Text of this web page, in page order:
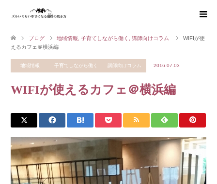
ブログ 地域情報 子育てしながら働く 講師向けコラム
WIFIが使
えるカフェ＠横浜編
地域情報 子育てしながら働く 講師向けコラム 2016.07.03
WIFIが使えるカフェ＠横浜編